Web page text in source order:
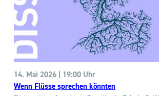
14. Mai 2026 | 19:00 Uhr
Wenn Flüsse sprechen könnten